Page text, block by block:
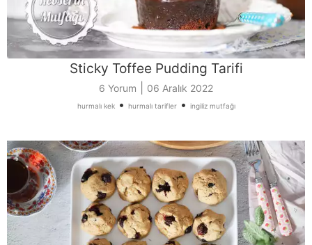
Sticky Toffee Pudding Tarifi
6 Yorum 06 Aralık 2022
hurmalı kek• hurmalı tarifler• ingiliz mutfağı